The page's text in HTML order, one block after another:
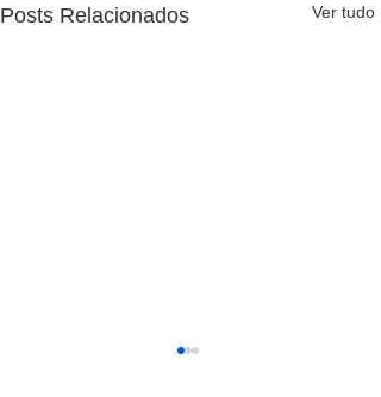
Posts Relacionados Ver tudo